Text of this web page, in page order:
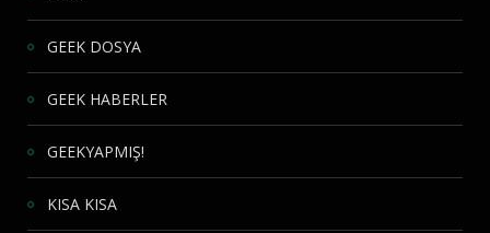
GEEK DOSYA
GEEK HABERLER
GEEKYAPMIŞ!
KISA KISA